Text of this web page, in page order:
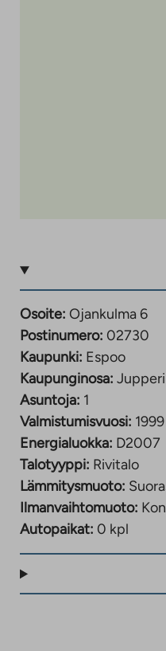
Osoite: Ojankulma 6
Postinumero: 02730
Kaupunki: Espoo
Kaupunginosa: Jupperi
Asuntoja: 1
Valmistumisvuosi: 1999
Energialuokka: D2007
Talotyyppi: Rivitalo
Lämmitysmuoto:
Ilmanvaihtomuoto:
Autopaikat: 0 kpl